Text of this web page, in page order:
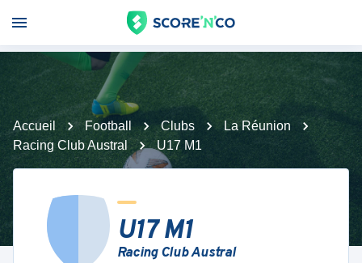
Accueil Football Clubs
La Réunion
Racing Club Austral
U17 M1
U17 M1
Racing Club Austral